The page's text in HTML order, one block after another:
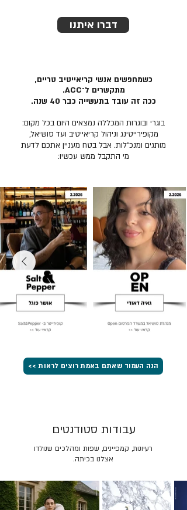
דברו איתנו
כשמחפשים אנשי קריאייטיב טריים,
מתקשרים ל־ACC.
ככה זה עובד בתעשייה כבר 40 שנה.
בוגרי ובוגרות המכללה נמצאים היום בכל מקום:
מקופירייטינג וניהול קריאייטיב ועד סושיאל,
מותגים ומנכ״לות. אבל בטח מעניין אתכם לדעת
מי התקבל ממש עכשיו:
הנה העמוד שאתם באמת רוצים לראות >>
רעיונות, קמפיינים, שפות ומהלכים שנולדו
אצלנו בכיתה.
עבודות סטודנטים